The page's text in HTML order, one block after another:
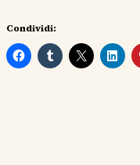
Condividi: